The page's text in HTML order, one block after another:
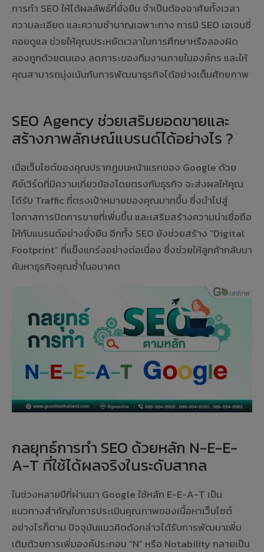
การทำ SEO ให้ได้ผลลัพธ์ที่ยั่งยืน จำเป็นต้องอาศัยทั้งเวลา
ความละเอียด และความชำนาญเฉพาะทาง การมี SEO เอเจนซี่
คอยดูแล ช่วยให้คุณประหยัดเวลาในการศึกษาหรือลองผิด
ลองถูกด้วยตนเอง ลดภาระของทีมงานภายในองค์กร และให้
คุณสามารถมุ่งเน้นกับการพัฒนาธุรกิจได้อย่างเต็มศักยภาพ
SEO Agency ช่วยเสริมยอดขายและ
สร้างภาพลักษณ์แบรนด์ได้อย่างไร ?
เมื่อเว็บไซต์ของคุณปรากฏบนหน้าแรกของ Google ด้วย
คีย์เวิร์ดที่มีความเกี่ยวข้องโดยตรงกับธุรกิจ จะส่งผลให้คุณ
ได้รับ Traffic ที่ตรงเป้าหมายของคุณมากขึ้น ซึ่งนำไปสู่
โอกาสการปิดการขายที่เพิ่มขึ้น และเสริมสร้างความน่าเชื่อถือ
ให้กับแบรนด์อย่างยั่งยืน อีกทั้ง SEO ยังช่วยสร้าง “Digital
Footprint” ที่แข็งแกร่งอย่างต่อเนื่อง ซึ่งช่วยให้ลูกค้ากลับมา
ค้นหาธุรกิจคุณซ้ำในอนาคต
กลยุทธ์การทำ SEO ด้วยหลัก N-E-E-
A-T ที่ใช้ได้ผลจริงในระดับสากล
ในช่วงหลายปีที่ผ่านมา Google ใช้หลัก E-E-A-T เป็น
แนวทางสำคัญในการประเมินคุณภาพของเนื้อหาเว็บไซต์
อย่างไรก็ตาม ปัจจุบันแนวคิดดังกล่าวได้รับการพัฒนาเพิ่ม
เติมด้วยการเพิ่มองค์ประกอบ “N” หรือ Notability กลายเป็น